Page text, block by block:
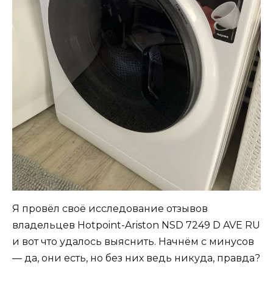
Я провёл своё исследование отзывов
владельцев Hotpoint-Ariston NSD 7249 D AVE RU
и вот что удалось выяснить. Начнём с минусов
— да, они есть, но без них ведь никуда, правда?